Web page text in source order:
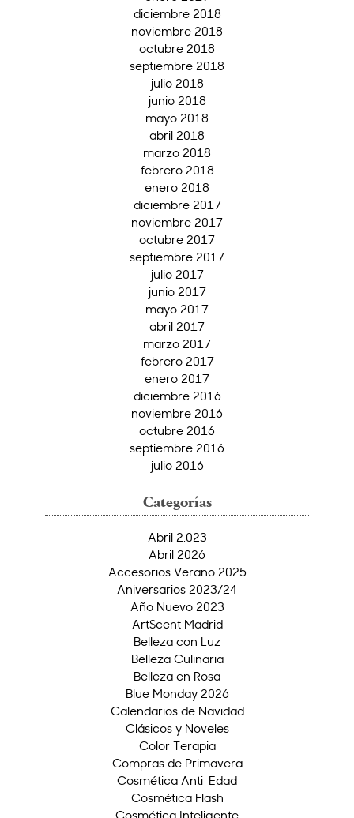
diciembre 2018
noviembre 2018
octubre 2018
septiembre 2018
julio 2018
junio 2018
mayo 2018
abril 2018
marzo 2018
febrero 2018
enero 2018
diciembre 2017
noviembre 2017
octubre 2017
septiembre 2017
julio 2017
junio 2017
mayo 2017
abril 2017
marzo 2017
febrero 2017
enero 2017
diciembre 2016
noviembre 2016
octubre 2016
septiembre 2016
julio 2016
Categorías
Abril 2.023
Abril 2026
Accesorios Verano 2025
Aniversarios 2023/24
Año Nuevo 2023
ArtScent Madrid
Belleza con Luz
Belleza Culinaria
Belleza en Rosa
Blue Monday 2026
Calendarios de Navidad
Clásicos y Noveles
Color Terapia
Compras de Primavera
Cosmética Anti-Edad
Cosmética Flash
Cosmética Inteligente